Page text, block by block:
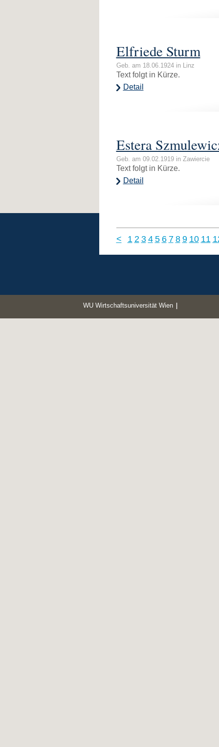
Elfriede Sturm
Geb. am 18.06.1924 in Linz
Text folgt in Kürze.
Detail
Estera
Geb. am 09.02.1919 in Zawiercie
Text folgt in Kürze.
Detail
< 1 2 3 4 5 6 7 8 9 10 11
WU Wirtschaftsuniversität Wien